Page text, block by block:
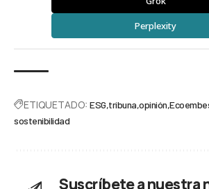
Perplexity
ETIQUETADO: ESG tribuna opinión
sostenibilidad
Suscríbete a nuestra